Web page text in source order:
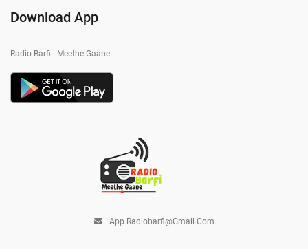
Download App
Radio Barfi - Meethe Gaane
App.radiobarfi@gmail.com